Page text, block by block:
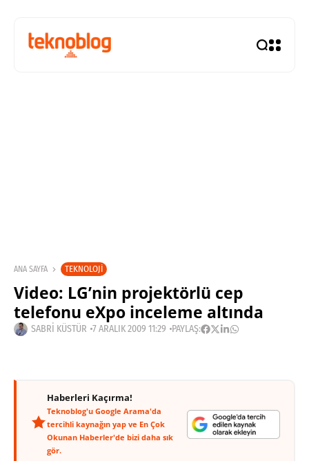
ANA SAYFA TEKNOLOJI
Video: LG’nin projektörlü cep
telefonu eXpo inceleme altında
SABRI KÜSTÜR 7 ARALIK 2009 11:29 PAYLAŞ:
Haberleri Kaçırma!
Teknoblog'u Google Arama'da
tercihli kaynağın yap ve En Çok
Okunan Haberler'de bizi daha sık
gör.